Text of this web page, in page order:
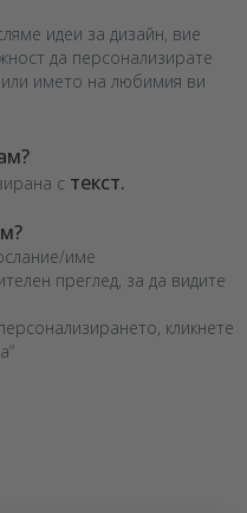
идеи за дизайн, вие
да персонализирате
или името на любимия ви
с текст.
име
преглед, за да видите
кликнете